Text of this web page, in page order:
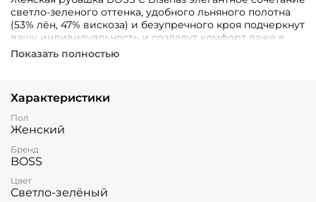
светло-зеленого оттенка, удобного льняного полотна
(53% лён, 47% вискоза) и безупречного кроя подчеркнут
вашу индивидуальность и создадут комфорт даже в
жаркие дни.
Показать полностью
Характеристики
Пол
Женский
Бренд
BOSS
Цвет
Светло-зелёный